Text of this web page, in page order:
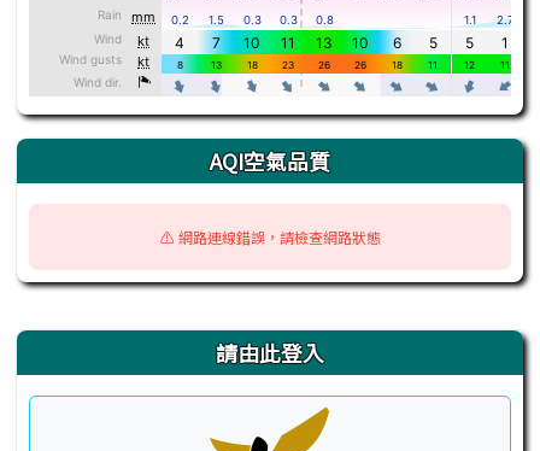
AQI空氣品質
⚠️ 網路連線錯誤，請檢查網路狀態
右邊區域內容 請由此登入